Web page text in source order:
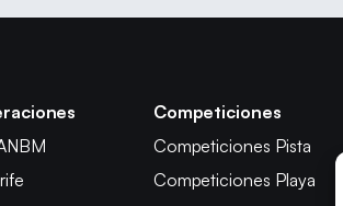
Competiciones
Competiciones Pista
Competiciones Playa